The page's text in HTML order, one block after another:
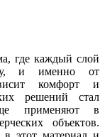
где каждый слой
и именно от
комфорт и
решений стал
применяют в
объектов.